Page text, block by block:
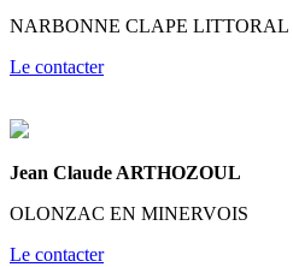
NARBONNE CLAPE LITTORAL
Le contacter
Jean Claude ARTHOZOUL
OLONZAC EN MINERVOIS
Le contacter